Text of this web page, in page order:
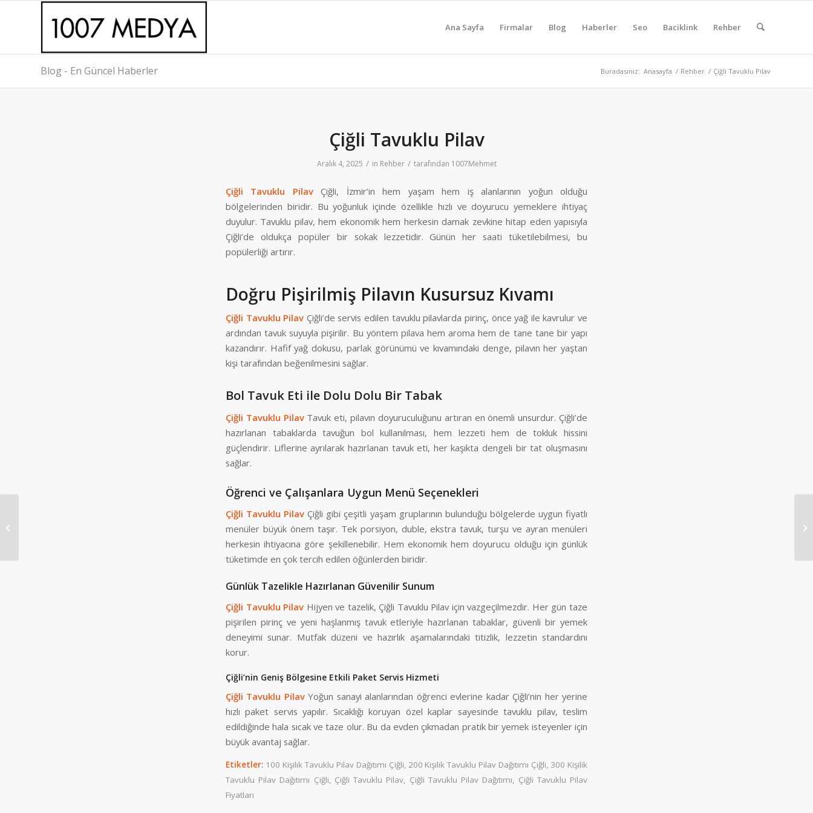
Ana Sayfa Firmalar Blog Haberler Seo Baciklink Rehber
Blog - En Güncel Haberler Buradasınız: Anasayfa / Rehber / Çiğli Tavuklu Pilav
Çiğli Tavuklu Pilav
Aralık 4, 2025 / in Rehber / tarafından 1007Mehmet
Çiğli Tavuklu Pilav
Çiğli, İzmir’in hem yaşam hem iş alanlarının yoğun olduğu
bölgelerinden biridir. Bu yoğunluk içinde özellikle hızlı ve doyurucu yemeklere ihtiyaç
duyulur. Tavuklu pilav, hem ekonomik hem herkesin damak zevkine hitap eden yapısıyla
Çiğli’de oldukça popüler bir sokak lezzetidir. Günün her saati tüketilebilmesi, bu
popülerliği artırır.
Doğru Pişirilmiş Pilavın Kusursuz Kıvamı
Çiğli Tavuklu Pilav Çiğli’de servis edilen tavuklu pilavlarda pirinç, önce yağ ile kavrulur ve
ardından tavuk suyuyla pişirilir. Bu yöntem pilava hem aroma hem de tane tane bir yapı
kazandırır. Hafif yağ dokusu, parlak görünümü ve kıvamındaki denge, pilavın her yaştan
kişi tarafından beğenilmesini sağlar.
Bol Tavuk Eti ile Dolu Dolu Bir Tabak
Çiğli Tavuklu Pilav Tavuk eti, pilavın doyuruculuğunu artıran en önemli unsurdur. Çiğli’de
hazırlanan tabaklarda tavuğun bol kullanılması, hem lezzeti hem de tokluk hissini
güçlendirir. Liflerine ayrılarak hazırlanan tavuk eti, her kaşıkta dengeli bir tat oluşmasını
sağlar.
Öğrenci ve Çalışanlara Uygun Menü Seçenekleri
Çiğli Tavuklu PilavÇiğli gibi çeşitli yaşam gruplarının bulunduğu bölgelerde uygun fiyatlı
menüler büyük önem taşır. Tek porsiyon, duble, ekstra tavuk, turşu ve ayran menüleri
herkesin ihtiyacına göre şekillenebilir. Hem ekonomik hem doyurucu olduğu için günlük
tüketimde en çok tercih edilen öğünlerden biridir.
Günlük Tazelikle Hazırlanan Güvenilir Sunum
Çiğli Tavuklu Pilav Hijyen ve tazelik, Çiğli Tavuklu Pilav için vazgeçilmezdir. Her gün taze
pişirilen pirinç ve yeni haşlanmış tavuk etleriyle hazırlanan tabaklar, güvenli bir yemek
deneyimi sunar. Mutfak düzeni ve hazırlık aşamalarındaki titizlik, lezzetin standardını
korur.
Çiğli’nin Geniş Bölgesine Etkili Paket Servis Hizmeti
Çiğli Tavuklu PilavYoğun sanayi alanlarından öğrenci evlerine kadar Çiğli’nin her yerine
hızlı paket servis yapılır. Sıcaklığı koruyan özel kaplar sayesinde tavuklu pilav, teslim
edildiğinde hala sıcak ve taze olur. Bu da evden çıkmadan pratik bir yemek isteyenler için
büyük avantaj sağlar.
Etiketler: 100 Kişilik Tavuklu Pilav Dağıtımı Çiğli, 200 Kişilik Tavuklu Pilav Dağıtımı Çiğli, 300 Kişilik
Tavuklu Pilav Dağıtımı Çiğli, Çiğli Tavuklu Pilav, Çiğli Tavuklu Pilav Dağıtımı, Çiğli Tavuklu Pilav
Fiyatları